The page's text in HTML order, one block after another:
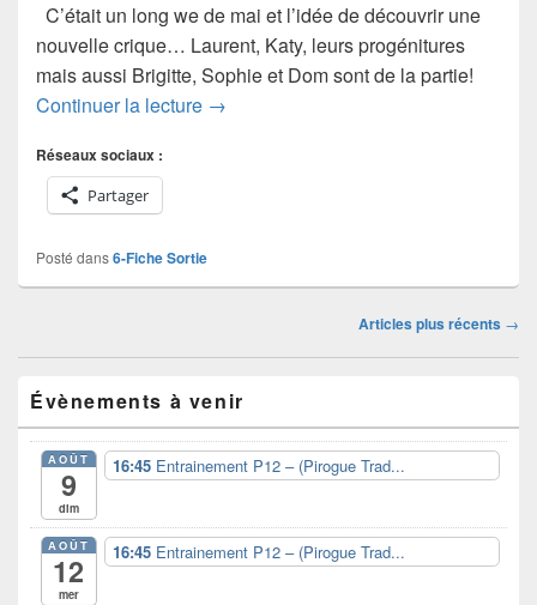
C’était un long we de mai et l’idée de découvrir une
nouvelle crique… Laurent, Katy, leurs progénitures
mais aussi Brigitte, Sophie et Dom sont de la partie!
Continuer la lecture Grand Laussat – version courte
→
Réseaux sociaux :
Partager
Posté dans6-Fiche Sortie
articles
Articles plus récents →
Zone
principale
de
widget
pour
barre
latérale
Évènements à venir
AOÛT
9
dim
16:45 Entrainement P12 – (Pirogue Trad...
AOÛT
12
mer
16:45 Entrainement P12 – (Pirogue Trad...